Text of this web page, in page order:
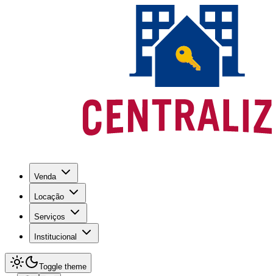
Venda
Locação
Serviços
Institucional
Toggle theme